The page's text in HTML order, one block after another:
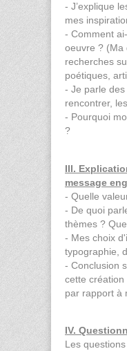
- J’explique
mes
- Comment
oeuvre ? (Ma
recherches
poétiques,
- Je parle
rencontrer,
- Pourquoi
?
III.
message
- Quelle
- De quoi
thèmes ?
- Mes choix
typographie,
- Conclusion
cette création
par rapport à
IV.
Les